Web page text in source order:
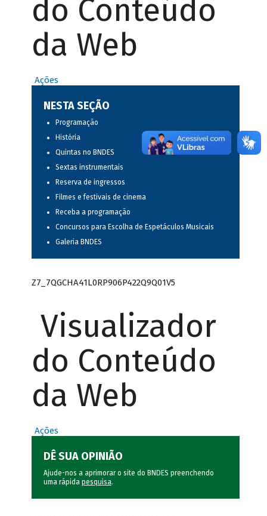
do Conteúdo
da Web
Ações
NESTA SEÇÃO
Programação
História
Quintas no BNDES
Sextas instrumentais
Reserva de ingressos
Filmes e festivais de cinema
Receba a programação
Concursos para Escolha de Espetáculos Musicais
Galeria BNDES
Z7_7QGCHA41L0RP906P422Q9Q01V5
Visualizador
do Conteúdo
da Web
Ações
DÊ SUA OPINIÃO
Ajude-nos a aprimorar o site do BNDES preenchendo
uma rápida pesquisa.